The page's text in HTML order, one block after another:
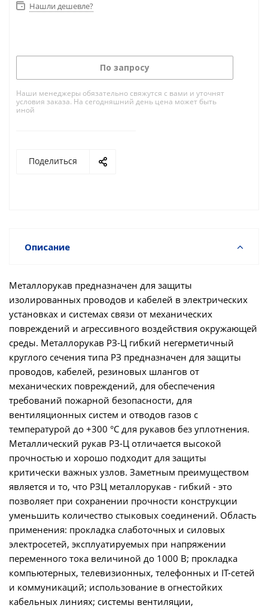
Нашли дешевле?
По запросу
Наши менеджеры обязательно свяжутся с вами и уточнят
условия заказа. На сегодняшний день цена может быть
иной
Поделиться
Описание
Металлорукав предназначен для защиты
изолированных проводов и кабелей в электрических
установках и системах связи от механических
повреждений и агрессивного воздействия окружающей
среды. Металлорукав РЗ-Ц гибкий негерметичный
круглого сечения типа РЗ предназначен для защиты
проводов, кабелей, резиновых шлангов от
механических повреждений, для обеспечения
требований пожарной безопасности, для
вентиляционных систем и отводов газов с
температурой до +300 °C для рукавов без уплотнения.
Металлический рукав РЗ-Ц отличается высокой
прочностью и хорошо подходит для защиты
критически важных узлов. Заметным преимуществом
является и то, что РЗЦ металлорукав - гибкий - это
позволяет при сохранении прочности конструкции
уменьшить количество стыковых соединений. Область
применения: прокладка слаботочных и силовых
электросетей, эксплуатируемых при напряжении
переменного тока величиной до 1000 В; прокладка
компьютерных, телевизионных, телефонных и IT-сетей
и коммуникаций; использование в огнестойких
кабельных линиях; системы вентиляции,